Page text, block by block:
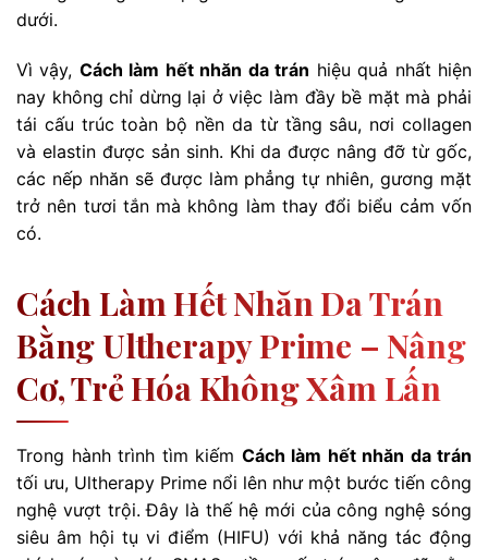
dưới.
Vì vậy, Cách làm hết nhăn da trán hiệu quả nhất hiện
nay không chỉ dừng lại ở việc làm đầy bề mặt mà phải
tái cấu trúc toàn bộ nền da từ tầng sâu, nơi collagen
và elastin được sản sinh. Khi da được nâng đỡ từ gốc,
các nếp nhăn sẽ được làm phẳng tự nhiên, gương mặt
trở nên tươi tắn mà không làm thay đổi biểu cảm vốn
có.
Cách Làm Hết Nhăn Da Trán
Bằng Ultherapy Prime – Nâng
Cơ, Trẻ Hóa Không Xâm Lấn
Trong hành trình tìm kiếm Cách làm hết nhăn da trán
tối ưu, Ultherapy Prime nổi lên như một bước tiến công
nghệ vượt trội. Đây là thế hệ mới của công nghệ sóng
siêu âm hội tụ vi điểm (HIFU) với khả năng tác động